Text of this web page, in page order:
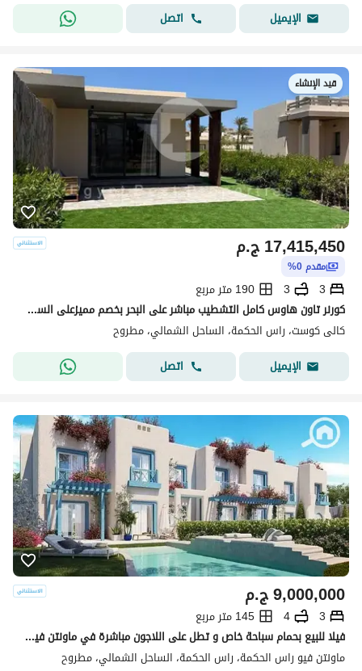
الإيميل
اتصل
قيد الإنشاء
ج.م17,415,450
مقدم 0%
3
3
190 متر مربع
كورنر تاون هاوس كامل التشطيب مباشر على البحر بخصم مميزعلى السعرفي كالي كوست رأس الحكمه الساحل الشمالي
كالى كوست، راس الحكمة، الساحل الشمالي، مطروح
الإيميل
اتصل
ج.م9,000,000
3
4
145 متر مربع
فيلا للبيع بحمام سباحة خاص و تطل على اللاجون مباشرة في ماونتن فيو راس الحكمة
ماونتن فيو راس الحكمة، راس الحكمة، الساحل الشمالي، مطروح